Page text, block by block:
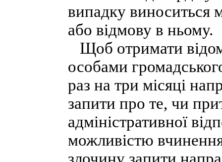
випадку виноситься
або відмову в ньому.
Щоб отримати
особами
раз на три місяці
запити про те, чи
адміністративної
можливістю